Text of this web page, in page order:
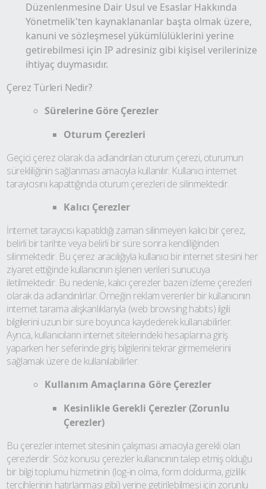
Düzenlenmesine Dair Usul ve Esaslar Hakkında
Yönetmelik'ten kaynaklananlar başta olmak üzere,
kanuni ve sözleşmesel yükümlülüklerini yerine
getirebilmesi için IP adresiniz gibi kişisel verilerinize
ihtiyaç duymasıdır.
Çerez Türleri Nedir?
Sürelerine Göre Çerezler
Oturum Çerezleri
Geçici çerez olarak da adlandırılan oturum çerezi, oturumun
sürekliliğinin sağlanması amacıyla kullanılır. Kullanıcı internet
tarayıcısını kapattığında oturum çerezleri de silinmektedir.
Kalıcı Çerezler
İnternet tarayıcısı kapatıldığı zaman silinmeyen kalıcı bir çerez,
belirli bir tarihte veya belirli bir süre sonra kendiliğinden
silinmektedir. Bu çerez aracılığıyla kullanıcı bir internet sitesini her
ziyaret ettiğinde kullanıcının işlenen verileri sunucuya
iletilmektedir. Bu nedenle, kalıcı çerezler bazen izleme çerezleri
olarak da adlandırılırlar. Örneğin reklam verenler bir kullanıcının
internet tarama alışkanlıklarıyla (web browsing habits) ilgili
bilgilerini uzun bir süre boyunca kaydederek kullanabilirler.
Ayrıca, kullanıcıların internet sitelerindeki hesaplarına giriş
yaparken her seferinde giriş bilgilerini tekrar girmemelerini
sağlamak üzere de kullanılabilirler.
Kullanım Amaçlarına Göre Çerezler
Kesinlikle Gerekli Çerezler (Zorunlu
Çerezler)
Bu çerezler internet sitesinin çalışması amacıyla gerekli olan
çerezlerdir. Söz konusu çerezler kullanıcının talep etmiş olduğu
bir bilgi toplumu hizmetinin (log-in olma, form doldurma, gizlilik
tercihlerinin hatırlanması gibi) yerine getirilebilmesi için zorunlu